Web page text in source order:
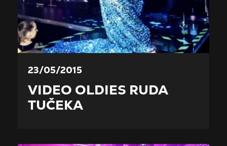
23/05/2015
VIDEO OLDIES RUDA
TUČEKA